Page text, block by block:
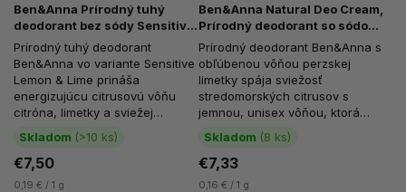
Ben&Anna Prírodný tuhý
deodorant bez sódy Sensitive,
Lemon & Lime, 40 g
Skladom (>10 ks)
€7,50
0,19 € / 1 g
Prírodný tuhý deodorant
Ben&Anna vo variante Sensitive
Lemon & Lime prináša
energizujúcu citrusovú vôňu
citróna, limetky a sviežej
citrónovej trávy, ktorá príjemne...
Ben&Anna Natural Deo Cream,
Prírodný deodorant so sódou,
Persian lime, 45 g
Skladom (8 ks)
€7,33
0,16 € / 1 g
Prírodný deodorant Ben&Anna s
obľúbenou vôňou perzskej
limetky spája sviežosť
stredomorských citrusov s
jemnou, unisex vôňou, ktorá
príjemne povzbudí na začiatku
dňa....